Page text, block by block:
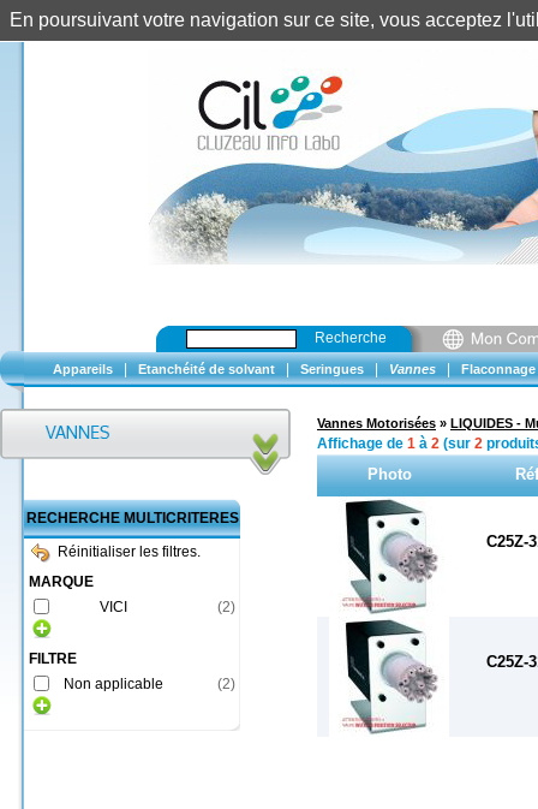
Recherche
Appareils Etanchéité de solvant Seringues Vannes Flaconnage
RECHERCHE MULTICRITERES
Réinitialiser les filtres.
MARQUE
VICI
(2)
FILTRE
Non applicable
(2)
Vannes Motorisées » LIQUIDES -
Affichage de 1 à 2 (sur 2
Photo
C25Z-
C25Z-
En poursuivant votre navigation sur ce site, vous acceptez